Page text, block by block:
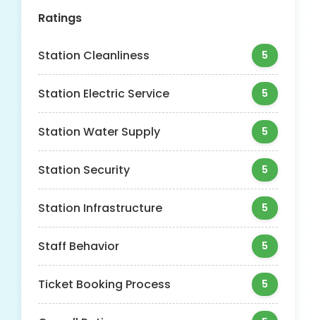
Ratings
Station Cleanliness 5
Station Electric Service 5
Station Water Supply 5
Station Security 5
Station Infrastructure 5
Staff Behavior 5
Ticket Booking Process 5